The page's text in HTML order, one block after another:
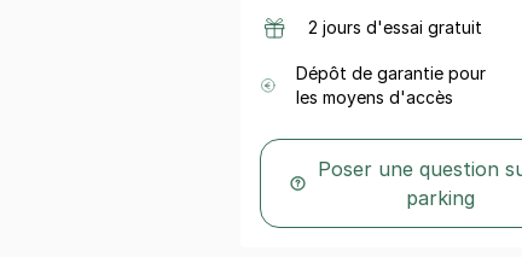
2 jours d'essai gratuit
Dépôt de garantie pour
les moyens d'accès
Poser une question
parking